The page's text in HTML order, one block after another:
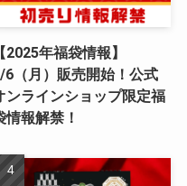
【2025年福袋情報】
6（月）販売開始！公式
ンラインショップ限定福
情報解禁！